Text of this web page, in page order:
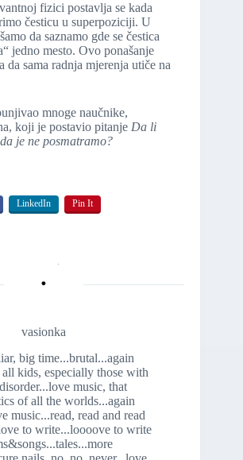
fizici postavlja se kada
česticu u superpoziciji. U
da saznamo gde se čestica
jedno mesto. Ovo ponašanje
sama radnja mjerenja utiče na
mnoge naučnike,
koji je postavio pitanje Da li
je ne posmatramo?
LinkedIn Pin It
vasionka
big time...brutal...again
kids, especially those with
music, that
of all the worlds...again
music...read, read and read
to write...loooove to write